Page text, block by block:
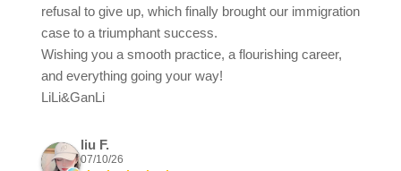
refusal to give up, which finally brought our immigration
case to a triumphant success.
Wishing you a smooth practice, a flourishing career,
and everything going your way!
LiLi&GanLi
liu F.
07/10/26